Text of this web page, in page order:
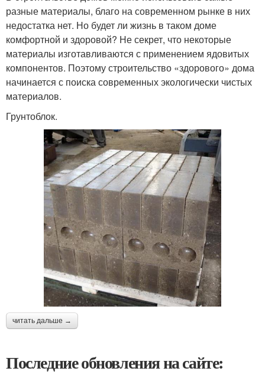
разные материалы, благо на современном рынке в них
недостатка нет. Но будет ли жизнь в таком доме
комфортной и здоровой? Не секрет, что некоторые
материалы изготавливаются с применением ядовитых
компонентов. Поэтому строительство «здорового» дома
начинается с поиска современных экологически чистых
материалов.
Грунтоблок.
читать дальше →
Последние обновления на сайте: